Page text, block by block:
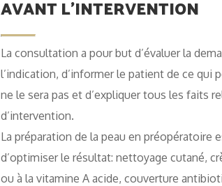
AVANT L’INTERVENTION
La consultation a pour but d’évaluer la
l’indication, d’informer le patient de ce qui
ne le sera pas et d’expliquer tous les faits
d’intervention.
La préparation de la peau en préopératoire
d’optimiser le résultat: nettoyage cutané,
ou à la vitamine A acide, couverture